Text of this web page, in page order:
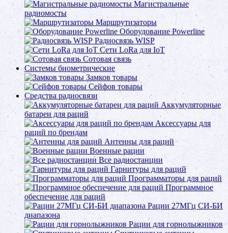
Магистральные
радиомосты
Маршрутизаторы
Оборудование Powerline
Радиосвязь WISP
Сети LoRa для IoT
Сотовая связь
Системы биометрические
Замков товары
Сейфов товары
Средства радиосвязи
Аккумуляторные
батареи для раций
Аксессуары для
раций по брендам
Антенны для раций
Военные рации
Все радиостанции
Гарнитуры для раций
Программаторы для раций
Программное
обеспечение для раций
Рации 27МГц СИ-БИ
диапазона
Рации для горнолыжников